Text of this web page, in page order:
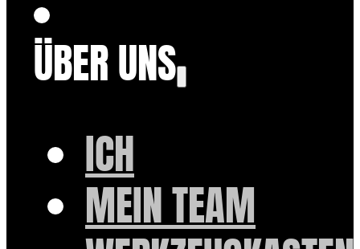
ÜBER UNS
ICH
MEIN TEAM